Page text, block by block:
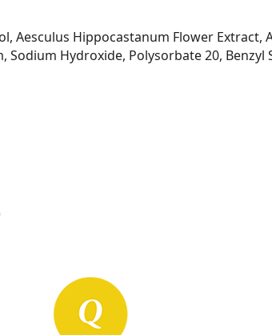
Aesculus Hippocastanum Flower Extract,
Hydroxide, Polysorbate 20, Benzyl